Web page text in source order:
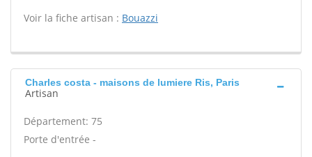
Voir la fiche artisan : Bouazzi
Charles costa - maisons de lumiere Ris, Paris
Artisan
Département: 75
Porte d'entrée -